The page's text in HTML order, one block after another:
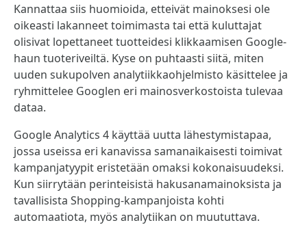
Kannattaa siis huomioida, etteivät mainoksesi ole
oikeasti lakanneet toimimasta tai että kuluttajat
olisivat lopettaneet tuotteidesi klikkaamisen Google-
haun tuoteriveiltä. Kyse on puhtaasti siitä, miten
uuden sukupolven analytiikkaohjelmisto käsittelee ja
ryhmittelee Googlen eri mainosverkostoista tulevaa
dataa.
Google Analytics 4 käyttää uutta lähestymistapaa,
jossa useissa eri kanavissa samanaikaisesti toimivat
kampanjatyypit eristetään omaksi kokonaisuudeksi.
Kun siirrytään perinteisistä hakusanamainoksista ja
tavallisista Shopping-kampanjoista kohti
automaatiota, myös analytiikan on muututtava.